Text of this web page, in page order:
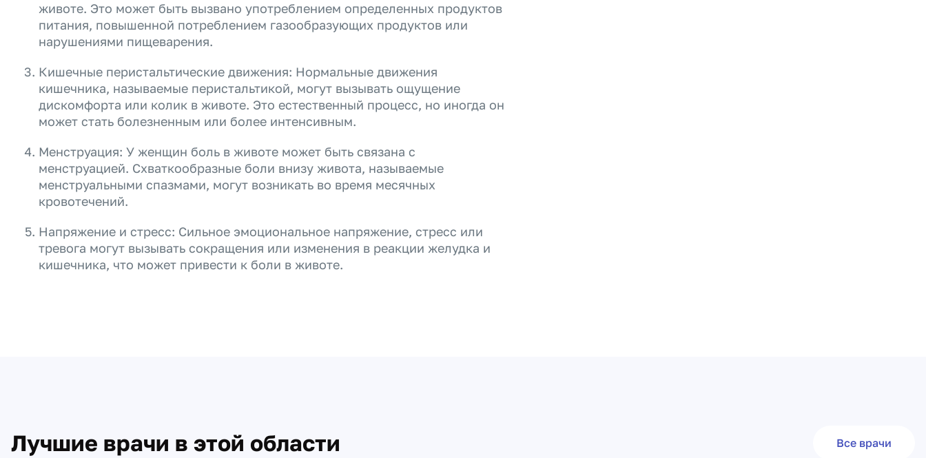
животе. Это может быть вызвано употреблением определенных продуктов
питания, повышенной потреблением газообразующих продуктов или
нарушениями пищеварения.
Кишечные перистальтические движения: Нормальные движения
кишечника, называемые перистальтикой, могут вызывать ощущение
дискомфорта или колик в животе. Это естественный процесс, но иногда он
может стать болезненным или более интенсивным.
Менструация: У женщин боль в животе может быть связана с
менструацией. Схваткообразные боли внизу живота, называемые
менструальными спазмами, могут возникать во время месячных
кровотечений.
Напряжение и стресс: Сильное эмоциональное напряжение, стресс или
тревога могут вызывать сокращения или изменения в реакции желудка и
кишечника, что может привести к боли в животе.
Лучшие врачи в этой области Все врачи